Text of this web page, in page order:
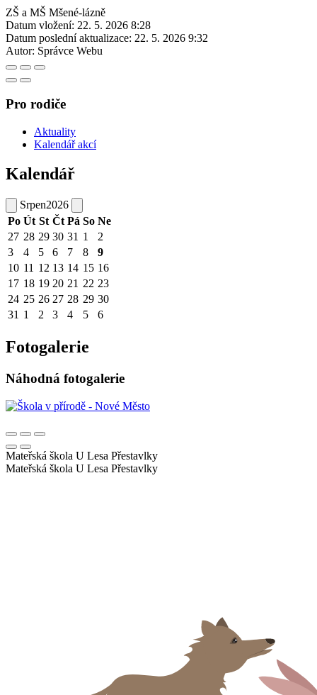
ZŠ a MŠ Mšené-lázně
Datum vložení: 22. 5. 2026 8:28
Datum poslední aktualizace: 22. 5. 2026 9:32
Autor: Správce Webu
Pro rodiče
Aktuality
Kalendář akcí
Kalendář
Srpen2026
Po Út St Čt Pá So Ne
27 28 29 30 31 1
2
3
4 5 6 7 8
9
10 11 12 13 14 15 16
17 18 19 20 21 22 23
24 25 26 27 28 29 30
31 1 2 3 4 5 6
Fotogalerie
Náhodná fotogalerie
Mateřská škola U Lesa Přestavlky
Mateřská škola U Lesa Přestavlky